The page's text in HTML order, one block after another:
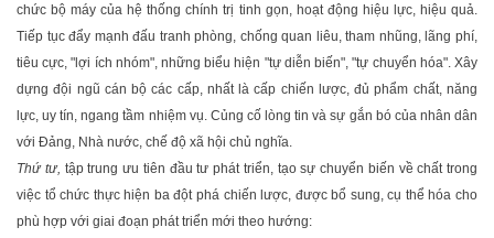
chức bộ máy của hệ thống chính trị tinh gọn, hoạt động hiệu lực, hiệu quả.
Tiếp tục đẩy mạnh đấu tranh phòng, chống quan liêu, tham nhũng, lãng phí,
tiêu cực, "lợi ích nhóm", những biểu hiện "tự diễn biến", "tự chuyển hóa". Xây
dựng đội ngũ cán bộ các cấp, nhất là cấp chiến lược, đủ phẩm chất, năng
lực, uy tín, ngang tầm nhiệm vụ. Củng cố lòng tin và sự gắn bó của nhân dân
với Ðảng, Nhà nước, chế độ xã hội chủ nghĩa.
Thứ tư, tập trung ưu tiên đầu tư phát triển, tạo sự chuyển biến về chất trong
việc tổ chức thực hiện ba đột phá chiến lược, được bổ sung, cụ thể hóa cho
phù hợp với giai đoạn phát triển mới theo hướng: